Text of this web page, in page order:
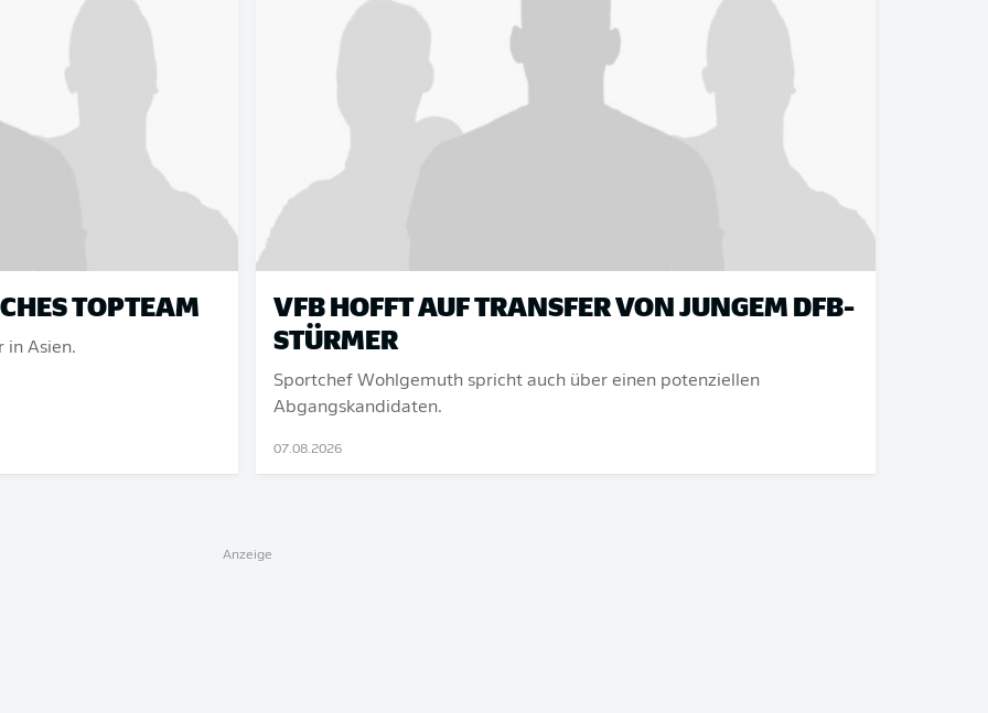
TOPTEAM
in Asien.
VFB HOFFT AUF TRANSFER VON JUNGEM DFB-
STÜRMER
Sportchef Wohlgemuth spricht auch über einen potenziellen
Abgangskandidaten.
07.08.2026
Anzeige